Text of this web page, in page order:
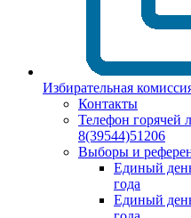
Избирательная
Контакты
Телефон горячей
8(39544)51206
Выборы и
Единый
года
Единый